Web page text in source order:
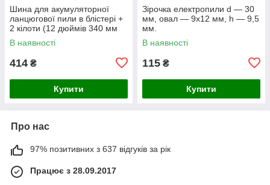
Шина для акумуляторної
ланцюгової пили в блістері +
2 кілоти (12 дюймів 340 мм
62 ланки)
В наявності
414 ₴
Купити
Зірочка електропили d — 30
мм, овал — 9х12 мм, h — 9,5
мм.
В наявності
115 ₴
Купити
Про нас
97% позитивних з 637 відгуків за рік
Працює з 28.09.2017